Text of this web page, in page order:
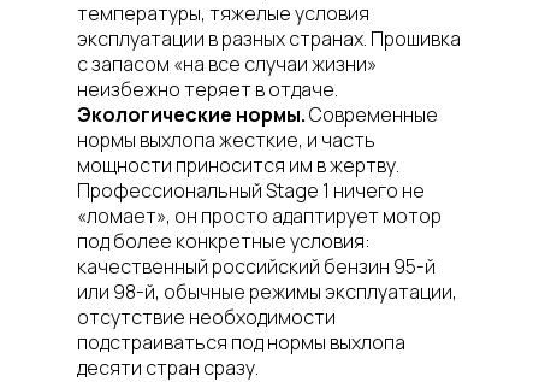
температуры, тяжелые условия
эксплуатации в разных странах. Прошивка
с запасом «на все случаи жизни»
неизбежно теряет в отдаче.
Экологические нормы.Современные
нормы выхлопа жесткие, и часть
мощности приносится им в жертву.
Профессиональный Stage 1 ничего не
«ломает», он просто адаптирует мотор
под более конкретные условия:
качественный российский бензин 95-й
или 98-й, обычные режимы эксплуатации,
отсутствие необходимости
подстраиваться под нормы выхлопа
десяти стран сразу.